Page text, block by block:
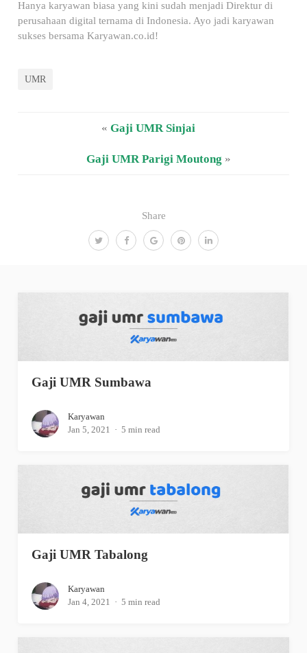
Share
Hanya karyawan biasa yang kini sudah menjadi Direktur di
perusahaan digital ternama di Indonesia. Ayo jadi karyawan
sukses bersama Karyawan.co.id!
UMR
« Gaji UMR Sinjai
Gaji UMR Parigi Moutong »
Gaji UMR Sumbawa
Karyawan
Jan 5, 2021
5 min read
Gaji UMR Tabalong
Karyawan
Jan 4, 2021
5 min read